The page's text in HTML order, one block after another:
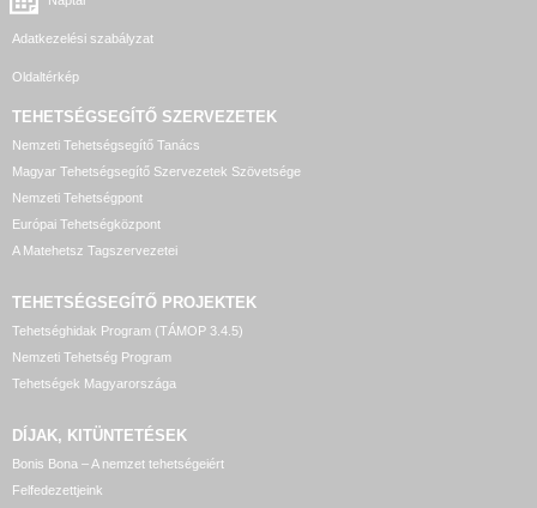
Adatkezelési szabályzat
Oldaltérkép
TEHETSÉGSEGÍTŐ SZERVEZETEK
Nemzeti Tehetségsegítő Tanács
Magyar Tehetségsegítő Szervezetek Szövetsége
Nemzeti Tehetségpont
Európai Tehetségközpont
A Matehetsz Tagszervezetei
TEHETSÉGSEGÍTŐ PROJEKTEK
Tehetséghidak Program (TÁMOP 3.4.5)
Nemzeti Tehetség Program
Tehetségek Magyarországa
DÍJAK, KITÜNTETÉSEK
Bonis Bona – A nemzet tehetségeiért
Felfedezettjeink